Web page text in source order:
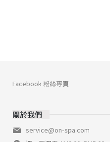
關於我們
service@on-spa.com
Facebook 粉絲專頁